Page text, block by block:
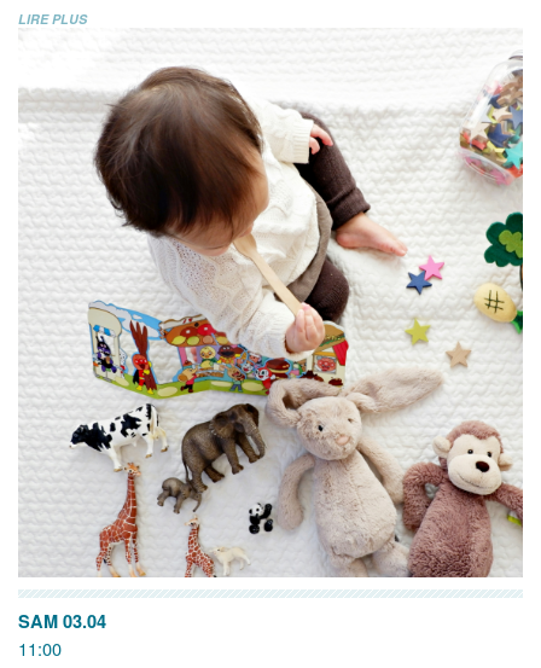
LIRE PLUS
SAM 03.04
11:00